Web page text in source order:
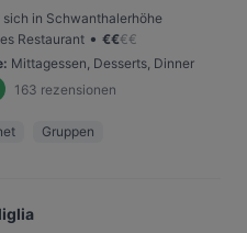
sich in Schwanthalerhöhe
Restaurant • €€€€
: Mittagessen, Desserts, Dinner
163 rezensionen
Gruppen